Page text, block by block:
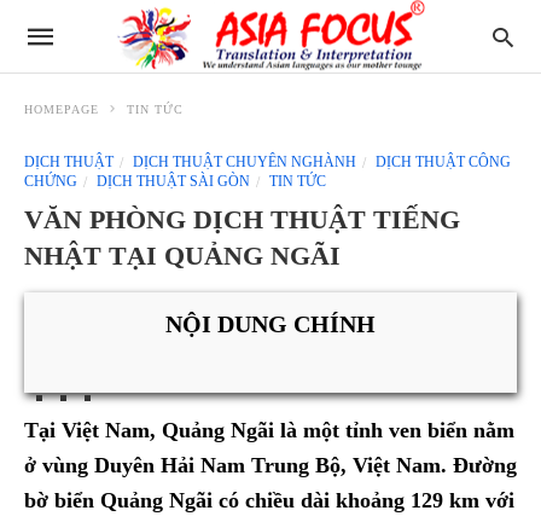
HOMEPAGE TIN TỨC
DỊCH THUẬT DỊCH THUẬT CHUYÊN NGHÀNH
DỊCH THUẬT CÔNG
CHỨNG
DỊCH THUẬT SÀI GÒN TIN TỨC
VĂN PHÒNG DỊCH THUẬT TIẾNG
NHẬT TẠI QUẢNG NGÃI
NỘI DUNG CHÍNH
Tại Việt Nam, Quảng Ngãi là một tỉnh ven biển nằm
ở vùng Duyên Hải Nam Trung Bộ, Việt Nam. Đường
bờ biển Quảng Ngãi có chiều dài khoảng 129 km với